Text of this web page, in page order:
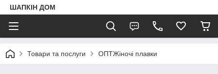
ШАПКIН ДОМ
Товари та послуги ОПТЖіночі плавки